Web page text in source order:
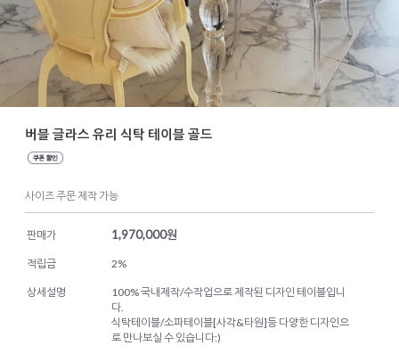
버블 글라스 유리 식탁 테이블 골드
사이즈 주문 제작 가능
판매가 1,970,000원
적립금 2%
상세설명
100% 국내제작/수작업으로 제작된 디자인 테이블입니
다.
식탁테이블/소파테이블[사각&타원]등 다양한 디자인으
로 만나보실 수 있습니다:)